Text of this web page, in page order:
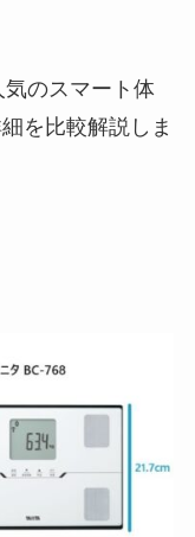
のスマート体
を比較解説しま